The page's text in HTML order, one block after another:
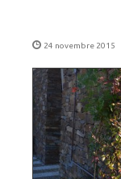
24 novembre 2015